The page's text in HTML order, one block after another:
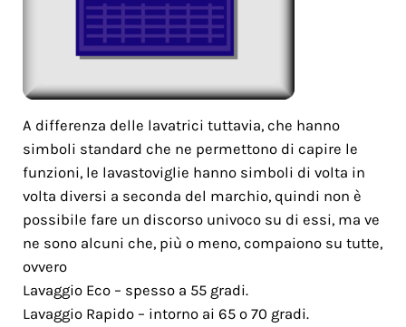
A differenza delle lavatrici tuttavia, che hanno
simboli standard che ne permettono di capire le
funzioni, le lavastoviglie hanno simboli di volta in
volta diversi a seconda del marchio, quindi non è
possibile fare un discorso univoco su di essi, ma ve
ne sono alcuni che, più o meno, compaiono su tutte,
ovvero
Lavaggio Eco – spesso a 55 gradi.
Lavaggio Rapido – intorno ai 65 o 70 gradi.